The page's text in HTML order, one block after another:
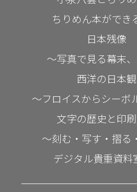
ちりめん本ができ
日本残像
～写真で見る幕末
西洋の日本観
～フロイスからシーボ
文字の歴史と印
～刻む・写す・摺る
デジタル貴重資料